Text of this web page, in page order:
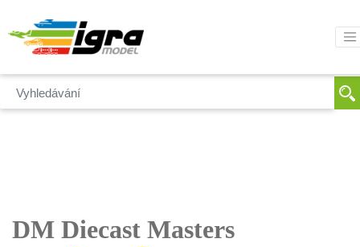
DM Diecast Masters